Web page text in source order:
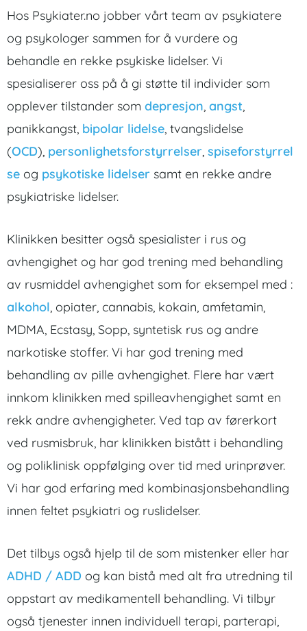
Hos Psykiater.no jobber vårt team av psykiatere
og psykologer sammen for å vurdere og
behandle en rekke psykiske lidelser. Vi
spesialiserer oss på å gi støtte til individer som
opplever tilstander som depresjon, angst,
panikkangst, bipolar lidelse, tvangslidelse
(OCD), personlighetsforstyrrelser, spiseforstyrrel
se og psykotiske lidelser samt en rekke andre
psykiatriske lidelser.
Klinikken besitter også spesialister i rus og
avhengighet og har god trening med behandling
av rusmiddel avhengighet som for eksempel med :
alkohol, opiater, cannabis, kokain, amfetamin,
MDMA, Ecstasy, Sopp, syntetisk rus og andre
narkotiske stoffer. Vi har god trening med
behandling av pille avhengighet. Flere har vært
innkom klinikken med spilleavhengighet samt en
rekk andre avhengigheter. Ved tap av førerkort
ved rusmisbruk, har klinikken bistått i behandling
og poliklinisk oppfølging over tid med urinprøver.
Vi har god erfaring med kombinasjonsbehandling
innen feltet psykiatri og ruslidelser.
Det tilbys også hjelp til de som mistenker eller har
ADHD / ADD og kan bistå med alt fra utredning til
oppstart av medikamentell behandling. Vi tilbyr
også tjenester innen individuell terapi, parterapi,